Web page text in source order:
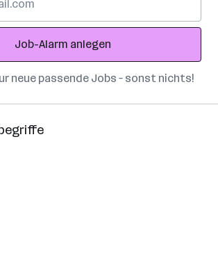
Job-Alarm anlegen
neue passende Jobs – sonst nichts!